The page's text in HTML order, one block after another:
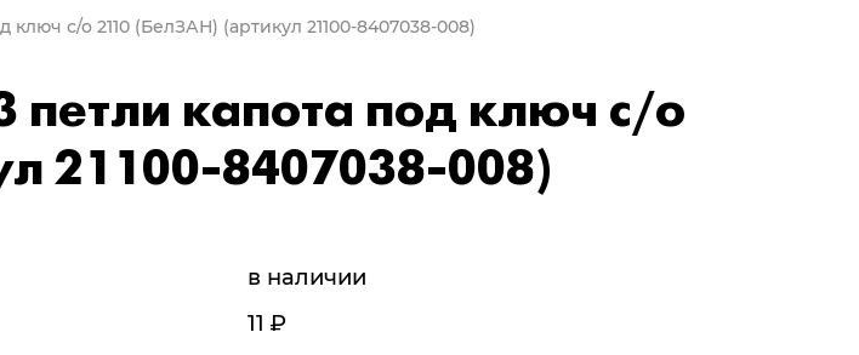
ключ с/о 2110 (БелЗАН) (артикул 21100-8407038-008)
петли капота под ключ с/о
21100-8407038-008)
в наличии
11 Р